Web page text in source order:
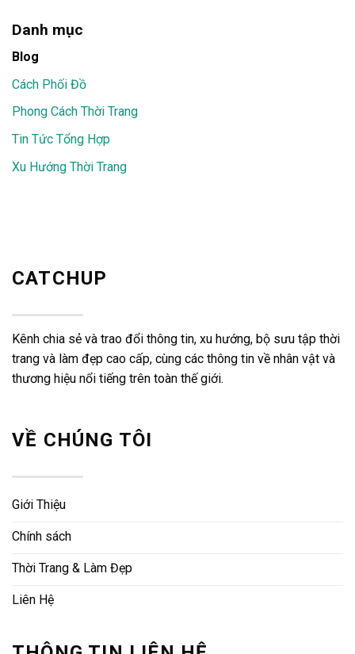
Danh mục
Blog
Cách Phối Đồ
Phong Cách Thời Trang
Tin Tức Tổng Hợp
Xu Hướng Thời Trang
CATCHUP
Kênh chia sẻ và trao đổi thông tin, xu hướng, bộ sưu tập thời
trang và làm đẹp cao cấp, cùng các thông tin về nhân vật và
thương hiệu nổi tiếng trên toàn thế giới.
VỀ CHÚNG TÔI
Giới Thiệu
Chính sách
Thời Trang & Làm Đẹp
Liên Hệ